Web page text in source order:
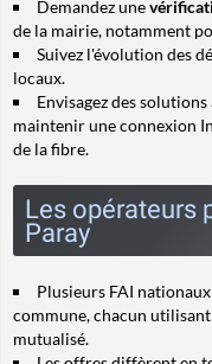
Demandez une
de la mairie, notamment
Suivez l'évolution des
locaux.
Envisagez des
maintenir une connexion
de la fibre.
Les opérateurs
Paray
Plusieurs FAI
commune, chacun
mutualisé.